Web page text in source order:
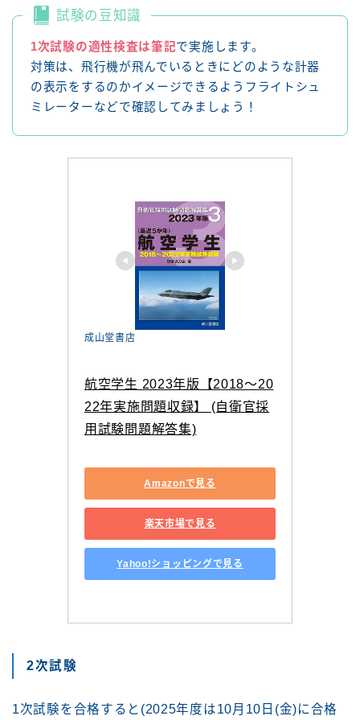
試験の豆知識
1次試験の適性検査は筆記で実施します。
対策は、飛行機が飛んでいるときにどのような計器
の表示をするのかイメージできるようフライトシュ
ミレーターなどで確認してみましょう！
成山堂書店
航空学生 2023年版【2018〜20
22年実施問題収録】 (自衛官採
用試験問題解答集)
Amazonで見る
楽天市場で見る
Yahoo!ショッピングで見る
2次試験
1次試験を合格すると(2025年度は10月10日(金)に合格